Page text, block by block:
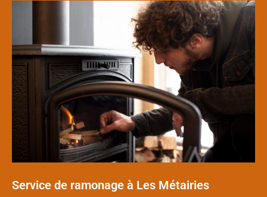
Service de ramonage à Les Métairies